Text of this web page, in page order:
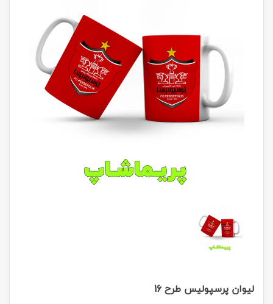
لیوان پرسپولیس طرح 16